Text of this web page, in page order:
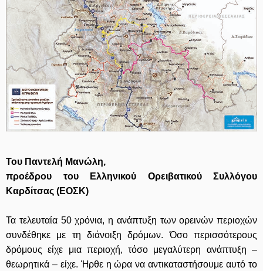
Του Παντελή Μανώλη,
προέδρου του Ελληνικού Ορειβατικού Συλλόγου
Καρδίτσας (ΕΟΣΚ)
Τα τελευταία 50 χρόνια, η ανάπτυξη των ορεινών περιοχών
συνδέθηκε με τη διάνοιξη δρόμων. Όσο περισσότερους
δρόμους είχε μια περιοχή, τόσο μεγαλύτερη ανάπτυξη –
θεωρητικά – είχε. Ήρθε η ώρα να αντικαταστήσουμε αυτό το